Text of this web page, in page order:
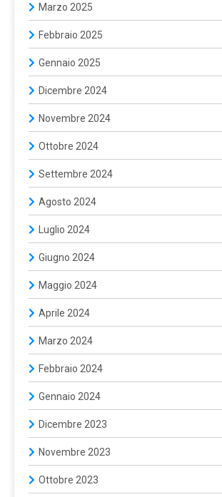
Marzo 2025
Febbraio 2025
Gennaio 2025
Dicembre 2024
Novembre 2024
Ottobre 2024
Settembre 2024
Agosto 2024
Luglio 2024
Giugno 2024
Maggio 2024
Aprile 2024
Marzo 2024
Febbraio 2024
Gennaio 2024
Dicembre 2023
Novembre 2023
Ottobre 2023